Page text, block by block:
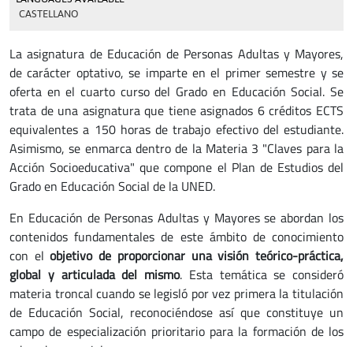
CASTELLANO
La asignatura de Educación de Personas Adultas y Mayores,
de carácter optativo, se imparte en el primer semestre y se
oferta en el cuarto curso del Grado en Educación Social. Se
trata de una asignatura que tiene asignados 6 créditos ECTS
equivalentes a 150 horas de trabajo efectivo del estudiante.
Asimismo, se enmarca dentro de la Materia 3 "Claves para la
Acción Socioeducativa" que compone el Plan de Estudios del
Grado en Educación Social de la UNED.
En Educación de Personas Adultas y Mayores se abordan los
contenidos fundamentales de este ámbito de conocimiento
con elobjetivo de proporcionar una visión teórico-práctica,
global y articulada del mismo. Esta temática se consideró
materia troncal cuando se legisló por vez primera la titulación
de Educación Social, reconociéndose así que constituye un
campo de especialización prioritario para la formación de los